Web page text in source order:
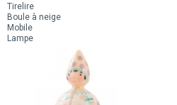
Tirelire
Boule à neige
Mobile
Lampe